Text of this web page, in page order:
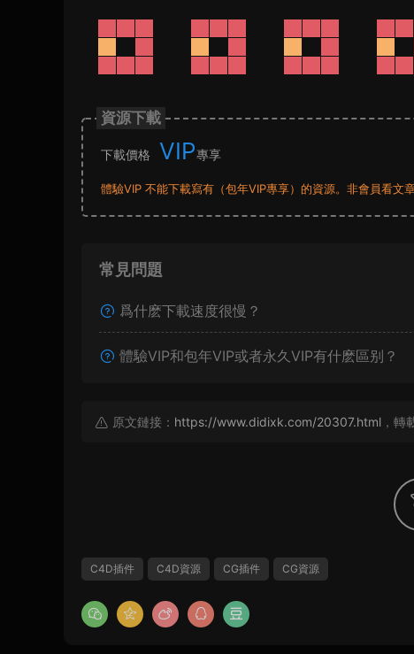
資源下載
下載價格 VIP專享
體驗VIP 不能下載寫有（包年VIP專享）的資源。非會員看文
常見問題
爲什麽下載速度很慢？
體驗VIP和包年VIP或者永久VIP有什麽區别？
原文鏈接： https://www.didixk.com/20307.html ，轉
C4D插件 C4D資源 CG插件 CG資源